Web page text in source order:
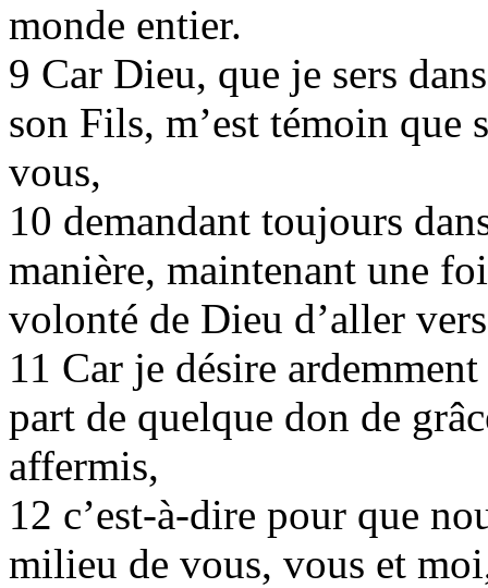
monde entier.
9 Car Dieu, que je sers
son Fils, m’est témoin que
vous,
10 demandant toujours
manière, maintenant une
volonté de Dieu d’aller
11 Car je désire
part de quelque don de
affermis,
12 c’est-à-dire pour que
milieu de vous, vous et